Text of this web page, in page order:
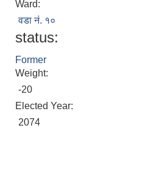
Ward:
वडा नं. १०
status:
Former
Weight:
-20
Elected Year:
2074